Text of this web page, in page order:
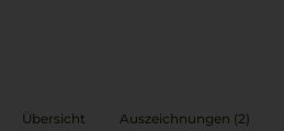
Übersicht Auszeichnungen (2)